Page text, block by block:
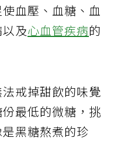
血壓、血糖、血
及心血管疾病的
戒掉甜飲的味覺
最低的微糖，挑
黑糖熬煮的珍